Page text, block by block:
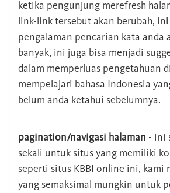
ketika pengunjung merefresh
link-link tersebut akan berubah,
pengalaman pencarian kata anda
banyak, ini juga bisa menjadi
dalam memperluas pengetahuan
mempelajari bahasa Indonesia
belum anda ketahui sebelumnya.
pagination/navigasi halaman - ini
sekali untuk situs yang memiliki
seperti situs KBBI online ini, kami
yang semaksimal mungkin untuk